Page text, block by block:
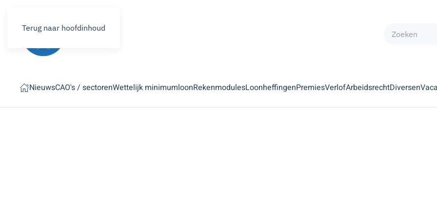
Terug naar hoofdinhoud
NieuwsCAO's / sectorenWettelijk minimumloonRekenmodulesLoonheffingenPremiesVerlofArbeidsrechtDiversen